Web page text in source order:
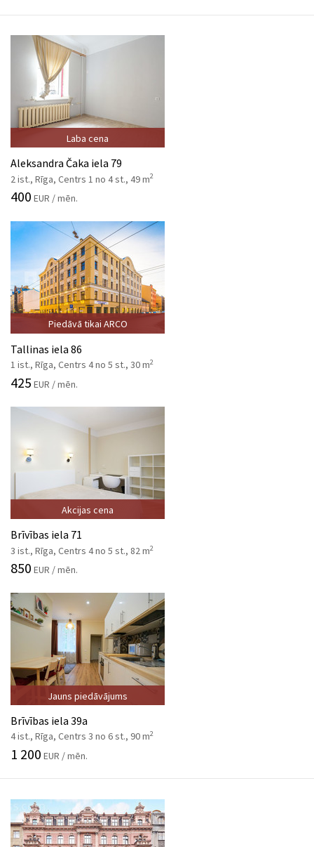
Laba cena
Aleksandra Čaka iela 79
2 ist., Rīga, Centrs 1 no 4 st., 49 m2
400 EUR / mēn.
Piedāvā tikai ARCO
Tallinas iela 86
1 ist., Rīga, Centrs 4 no 5 st., 30 m2
425 EUR / mēn.
Akcijas cena
Brīvības iela 71
3 ist., Rīga, Centrs 4 no 5 st., 82 m2
850 EUR / mēn.
Jauns piedāvājums
Brīvības iela 39a
4 ist., Rīga, Centrs 3 no 6 st., 90 m2
1 200 EUR / mēn.